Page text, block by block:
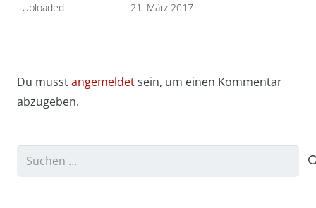
Uploaded
21. März 2017
Du musstangemeldetsein, um einen Kommentar
abzugeben.
Suchen